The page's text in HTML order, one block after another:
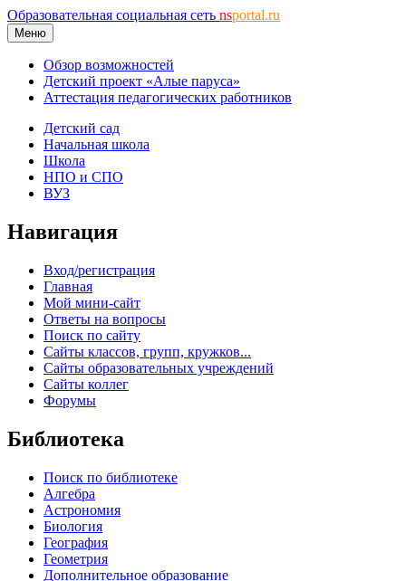
Образовательная социальная сеть nsportal.ru
Меню
Обзор возможностей
Детский проект «Алые паруса»
Аттестация педагогических работников
Детский сад
Начальная школа
Школа
НПО и СПО
ВУЗ
Навигация
Вход/регистрация
Главная
Мой мини-сайт
Ответы на вопросы
Поиск по сайту
Сайты классов, групп, кружков...
Сайты образовательных учреждений
Сайты коллег
Форумы
Библиотека
Поиск по библиотеке
Алгебра
Астрономия
Биология
География
Геометрия
Дополнительное образование